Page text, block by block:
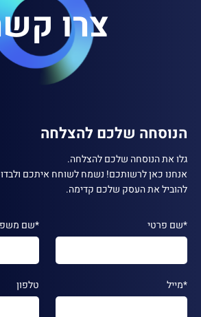
צרו
הנוסחה שלכם להצלחה
גלו את הנוסחה שלכם להצלחה.
אנחנו כאן לרשותכם! נשמח לשוחח איתכם
להוביל את העסק שלכם קדימה.
*שם פרטי
*מייל
*שם
טלפון